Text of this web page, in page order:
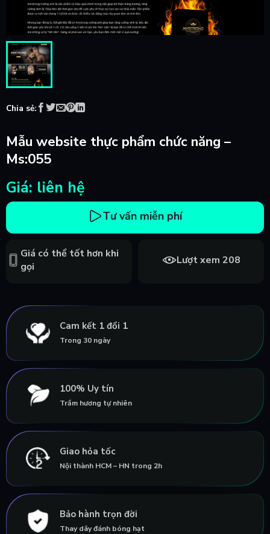
Chia sẻ:
Mẫu website thực phẩm chức năng –
Ms:055
Giá: liên hệ
Tư vấn miễn phí
Giá có thể tốt hơn khi
gọi
Lượt xem 208
Cam kết 1 đổi 1
Trong 30 ngày
100% Uy tín
Trầm hương tự nhiên
Giao hỏa tốc
Nội thành HCM – HN trong 2h
Bảo hành trọn đời
Thay dây đánh bóng hạt